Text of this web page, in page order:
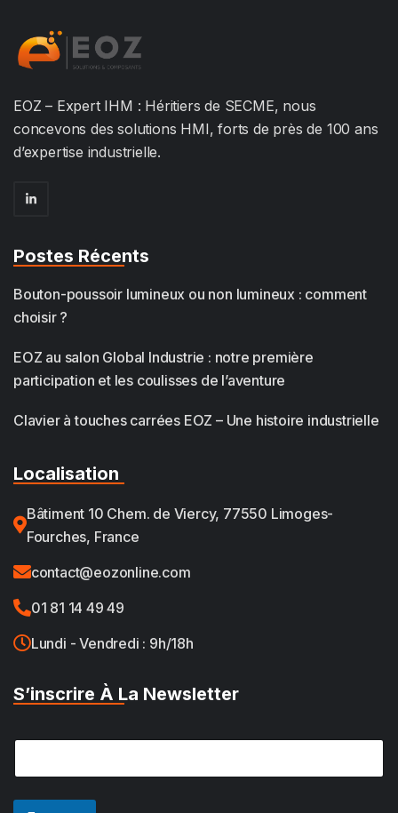
EOZ – Expert IHM : Héritiers de SECME, nous
concevons des solutions HMI, forts de près de 100 ans
d’expertise industrielle.
Postes Récents
Bouton-poussoir lumineux ou non lumineux : comment
choisir ?
EOZ au salon Global Industrie : notre première
participation et les coulisses de l’aventure
Clavier à touches carrées EOZ – Une histoire industrielle
Localisation
Bâtiment 10 Chem. de Viercy, 77550 Limoges-
Fourches, France
contact@eozonline.com
01 81 14 49 49
Lundi - Vendredi : 9h/18h
S’inscrire À La Newsletter
l
E
a
i